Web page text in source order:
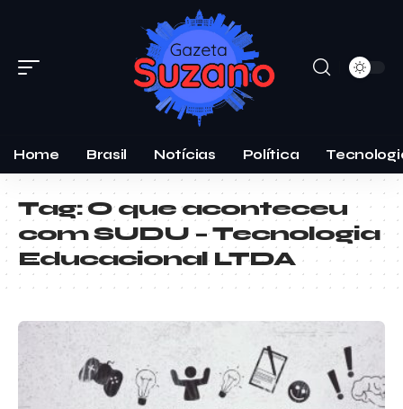
Home Brasil Notícias Política
Tag:O que aconteceu
com SUDU – Tecnologia
Educacional LTDA